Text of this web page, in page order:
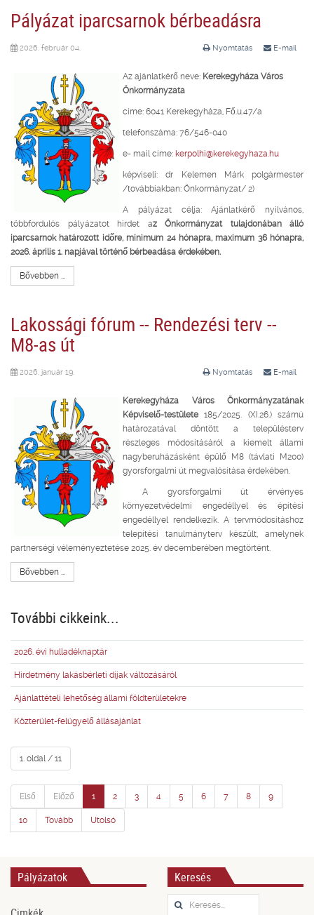
Pályázat iparcsarnok bérbeadásra
Nyomtatás E-mail
2026. február 04.
Az ajánlatkérő neve: Kerekegyháza Város
Önkormányzata
címe: 6041 Kerekegyháza, Fő.u.47/a
telefonszáma: 76/546-040
e- mail címe: kerpolhi@kerekegyhaza.hu
képviseli: dr Kelemen Márk polgármester
/továbbiakban: Önkormányzat/ 2)
A pályázat célja: Ajánlatkérő nyilvános,
többfordulós pályázatot hirdet az Önkormányzat tulajdonában álló
iparcsarnok határozott időre, minimum 24 hónapra, maximum 36 hónapra,
2026. április 1. napjával történő bérbeadása érdekében.
Bővebben ...
Lakossági fórum -- Rendezési terv --
M8-as út
Nyomtatás E-mail
2026. január 19.
Kerekegyháza Város Önkormányzatának
Képviselő-testülete185/2025. (XI.26.) számú
határozatával döntött a településterv
részleges módosításáról a kiemelt állami
nagyberuházásként épülő M8 (távlati M200)
gyorsforgalmi út megvalósítása érdekében.
A gyorsforgalmi út érvényes
környezetvédelmi engedéllyel és építési
engedéllyel rendelkezik. A tervmódosításhoz
telepítési tanulmányterv készült, amelynek
partnerségi véleményeztetése 2025. év decemberében megtörtént.
Bővebben ...
További cikkeink...
2026. évi hulladéknaptár
Hirdetmény lakásbérleti díjak változásáról
Ajánlattételi lehetőség állami földterületekre
Közterület-felügyelő állásajánlat
1. oldal / 11
Első Előző 1 2 3 4 5 6 7 8 9
10 Tovább Utolsó
Pályázatok Keresés
Keresés...